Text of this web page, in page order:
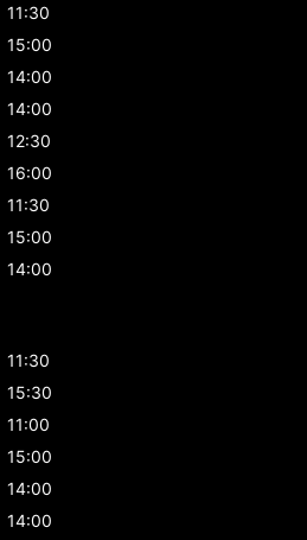
11:30
15:00
14:00
14:00
12:30
16:00
11:30
15:00
14:00
11:30
15:30
11:00
15:00
14:00
14:00